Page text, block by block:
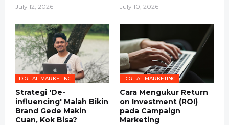
July 12, 2026 July 10, 2026
DIGITAL MARKETING
Strategi 'De-
influencing' Malah Bikin
Brand Gede Makin
Cuan, Kok Bisa?
DIGITAL MARKETING
Cara Mengukur Return
on Investment (ROI)
pada Campaign
Marketing